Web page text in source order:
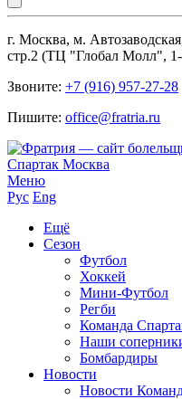
г. Москва, м.
стр.2 (ТЦ "Глобал Молл",
Звоните: +7 (916) 957-27-28
Пишите: office@fratria.ru
Меню
Рус Eng
Ещё
Сезон
Футбол
Хоккей
Мини-Футбол
Регби
Команда
Наши
Бомбардиры
Новости
Новости